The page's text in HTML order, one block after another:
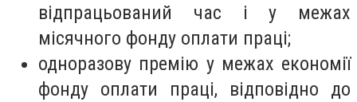
відпрацьований час і у межах
місячного фонду оплати праці;
одноразову премію у межах економії
фонду оплати праці, відповідно до